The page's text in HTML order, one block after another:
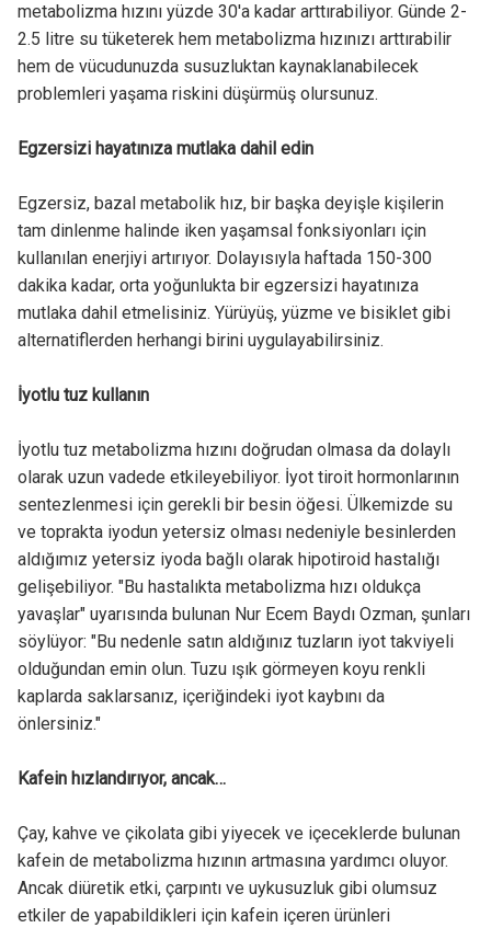
metabolizma hızını yüzde 30'a kadar arttırabiliyor. Günde 2-
2.5 litre su tüketerek hem metabolizma hızınızı arttırabilir
hem de vücudunuzda susuzluktan kaynaklanabilecek
problemleri yaşama riskini düşürmüş olursunuz.
Egzersizi hayatınıza mutlaka dahil edin
Egzersiz, bazal metabolik hız, bir başka deyişle kişilerin
tam dinlenme halinde iken yaşamsal fonksiyonları için
kullanılan enerjiyi artırıyor. Dolayısıyla haftada 150-300
dakika kadar, orta yoğunlukta bir egzersizi hayatınıza
mutlaka dahil etmelisiniz. Yürüyüş, yüzme ve bisiklet gibi
alternatiflerden herhangi birini uygulayabilirsiniz.
İyotlu tuz kullanın
İyotlu tuz metabolizma hızını doğrudan olmasa da dolaylı
olarak uzun vadede etkileyebiliyor. İyot tiroit hormonlarının
sentezlenmesi için gerekli bir besin öğesi. Ülkemizde su
ve toprakta iyodun yetersiz olması nedeniyle besinlerden
aldığımız yetersiz iyoda bağlı olarak hipotiroid hastalığı
gelişebiliyor. "Bu hastalıkta metabolizma hızı oldukça
yavaşlar" uyarısında bulunan Nur Ecem Baydı Ozman, şunları
söylüyor: "Bu nedenle satın aldığınız tuzların iyot takviyeli
olduğundan emin olun. Tuzu ışık görmeyen koyu renkli
kaplarda saklarsanız, içeriğindeki iyot kaybını da
önlersiniz."
Kafein hızlandırıyor, ancak…
Çay, kahve ve çikolata gibi yiyecek ve içeceklerde bulunan
kafein de metabolizma hızının artmasına yardımcı oluyor.
Ancak diüretik etki, çarpıntı ve uykusuzluk gibi olumsuz
etkiler de yapabildikleri için kafein içeren ürünleri